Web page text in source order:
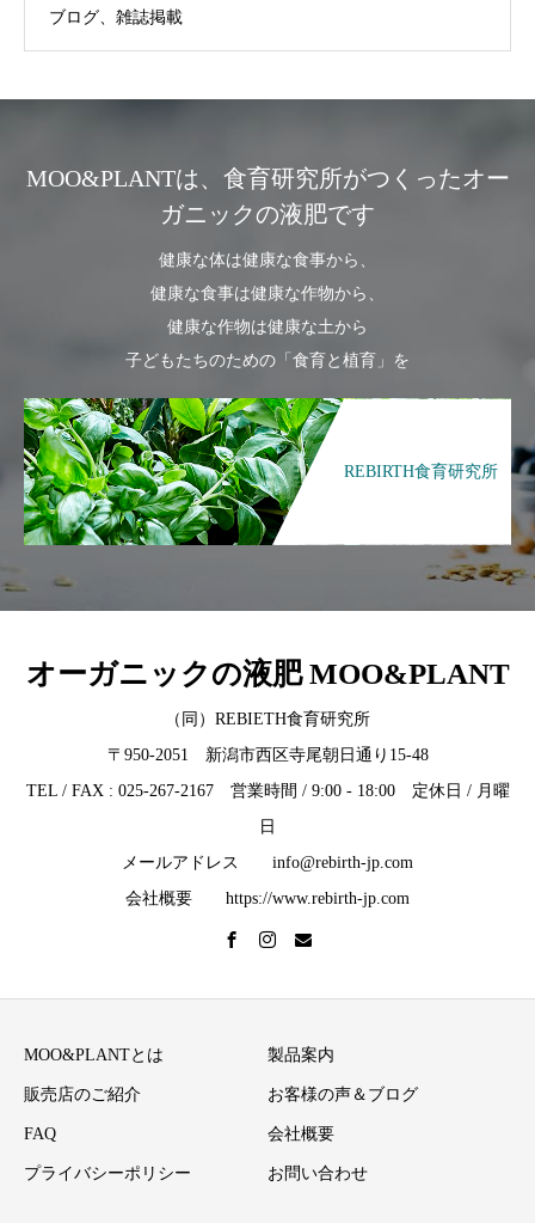
ブログ、雑誌掲載
MOO&PLANTは、食育研究所がつくったオー
ガニックの液肥です
健康な体は健康な食事から、
健康な食事は健康な作物から、
健康な作物は健康な土から
子どもたちのための「食育と植育」を
REBIRTH食育研究所
オーガニックの液肥 MOO&PLANT
（同）REBIETH食育研究所
〒950-2051 新潟市西区寺尾朝日通り15-48
TEL / FAX : 025-267-2167 営業時間 / 9:00 - 18:00 定休日 / 月曜
日
メールアドレス info@rebirth-jp.com
会社概要 https://www.rebirth-jp.com
MOO&PLANTとは 製品案内
販売店のご紹介 お客様の声＆ブログ
FAQ 会社概要
プライバシーポリシー お問い合わせ